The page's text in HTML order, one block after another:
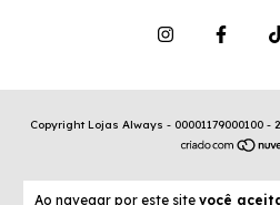
Ao navegar por este site você
Copyright Lojas Always - 00001179000100 -